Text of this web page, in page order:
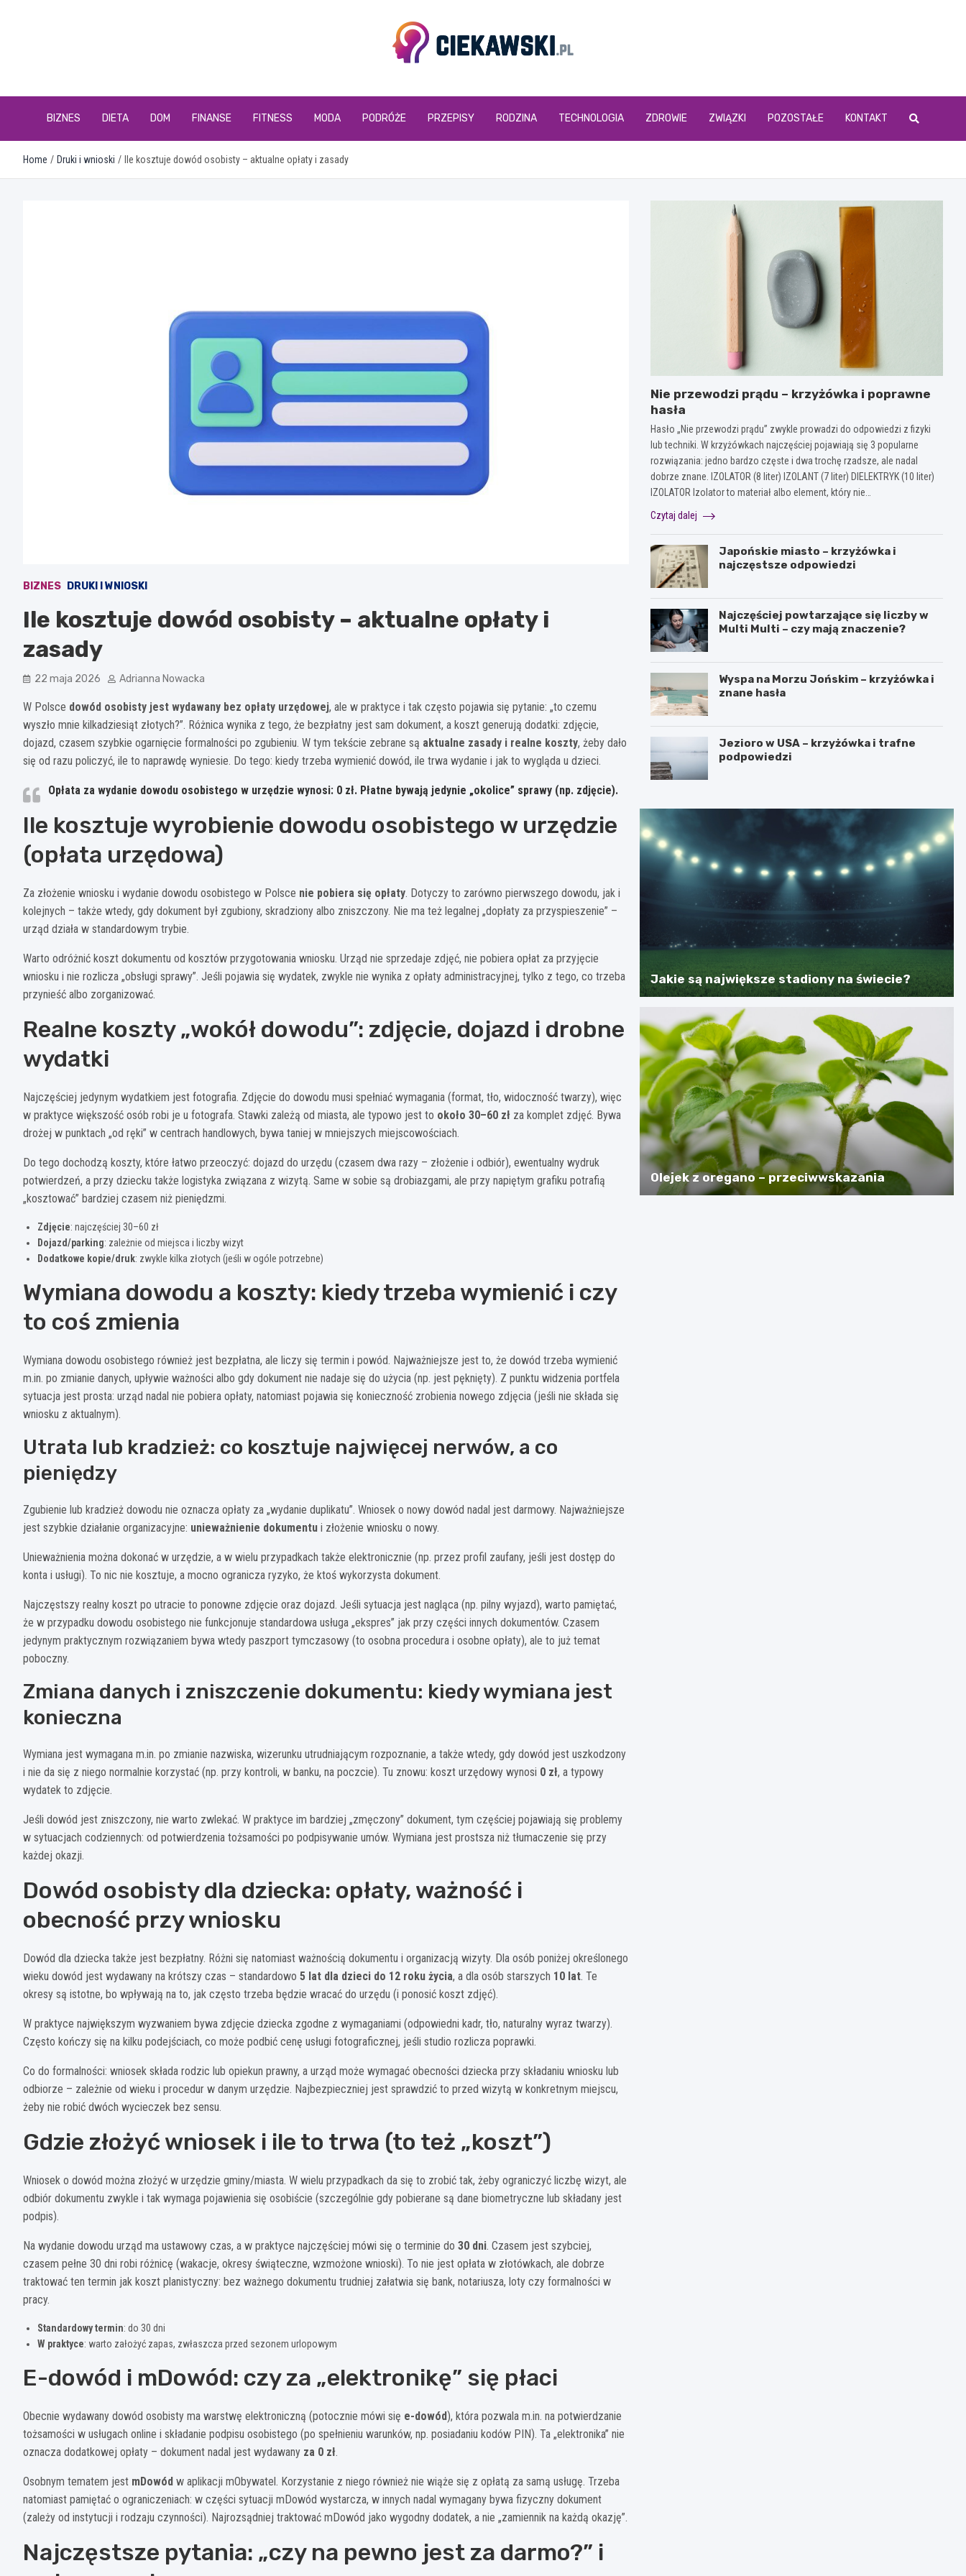
ciekawski.pl
BIZNES DIETA DOM FINANSE FITNESS MODA PODRÓŻE PRZEPISY RODZINA TECHNOLOGIA ZDROWIE ZWIĄZKI POZOSTAŁE KONTAKT
Home Druki i wnioski Ile kosztuje dowód osobisty – aktualne opłaty i zasady
BIZNES DRUKI I WNIOSKI
Ile kosztuje dowód osobisty – aktualne opłaty i
zasady
22 maja 2026 Adrianna Nowacka
W Polsce dowód osobisty jest wydawany bez opłaty urzędowej, ale w praktyce i tak często pojawia się pytanie: „to czemu
wyszło mnie kilkadziesiąt złotych?”. Różnica wynika z tego, że bezpłatny jest sam dokument, a koszt generują dodatki: zdjęcie,
dojazd, czasem szybkie ogarnięcie formalności po zgubieniu. W tym tekście zebrane są aktualne zasady i realne koszty, żeby dało
się od razu policzyć, ile to naprawdę wyniesie. Do tego: kiedy trzeba wymienić dowód, ile trwa wydanie i jak to wygląda u dzieci.
Opłata za wydanie dowodu osobistego w urzędzie wynosi: 0 zł. Płatne bywają jedynie „okolice” sprawy (np. zdjęcie).
Ile kosztuje wyrobienie dowodu osobistego w urzędzie
(opłata urzędowa)
Za złożenie wniosku i wydanie dowodu osobistego w Polsce nie pobiera się opłaty. Dotyczy to zarówno pierwszego dowodu, jak i
kolejnych – także wtedy, gdy dokument był zgubiony, skradziony albo zniszczony. Nie ma też legalnej „dopłaty za przyspieszenie” –
urząd działa w standardowym trybie.
Warto odróżnić koszt dokumentu od kosztów przygotowania wniosku. Urząd nie sprzedaje zdjęć, nie pobiera opłat za przyjęcie
wniosku i nie rozlicza „obsługi sprawy”. Jeśli pojawia się wydatek, zwykle nie wynika z opłaty administracyjnej, tylko z tego, co trzeba
przynieść albo zorganizować.
Realne koszty „wokół dowodu”: zdjęcie, dojazd i drobne
wydatki
Najczęściej jedynym wydatkiem jest fotografia. Zdjęcie do dowodu musi spełniać wymagania (format, tło, widoczność twarzy), więc
w praktyce większość osób robi je u fotografa. Stawki zależą od miasta, ale typowo jest to około 30–60 zł za komplet zdjęć. Bywa
drożej w punktach „od ręki” w centrach handlowych, bywa taniej w mniejszych miejscowościach.
Do tego dochodzą koszty, które łatwo przeoczyć: dojazd do urzędu (czasem dwa razy – złożenie i odbiór), ewentualny wydruk
potwierdzeń, a przy dziecku także logistyka związana z wizytą. Same w sobie są drobiazgami, ale przy napiętym grafiku potrafią
„kosztować” bardziej czasem niż pieniędzmi.
Zdjęcie: najczęściej 30–60 zł
Dojazd/parking: zależnie od miejsca i liczby wizyt
Dodatkowe kopie/druk: zwykle kilka złotych (jeśli w ogóle potrzebne)
Wymiana dowodu a koszty: kiedy trzeba wymienić i czy
to coś zmienia
Wymiana dowodu osobistego również jest bezpłatna, ale liczy się termin i powód. Najważniejsze jest to, że dowód trzeba wymienić
m.in. po zmianie danych, upływie ważności albo gdy dokument nie nadaje się do użycia (np. jest pęknięty). Z punktu widzenia portfela
sytuacja jest prosta: urząd nadal nie pobiera opłaty, natomiast pojawia się konieczność zrobienia nowego zdjęcia (jeśli nie składa się
wniosku z aktualnym).
Utrata lub kradzież: co kosztuje najwięcej nerwów, a co
pieniędzy
Zgubienie lub kradzież dowodu nie oznacza opłaty za „wydanie duplikatu”. Wniosek o nowy dowód nadal jest darmowy. Najważniejsze
jest szybkie działanie organizacyjne: unieważnienie dokumentu i złożenie wniosku o nowy.
Unieważnienia można dokonać w urzędzie, a w wielu przypadkach także elektronicznie (np. przez profil zaufany, jeśli jest dostęp do
konta i usługi). To nic nie kosztuje, a mocno ogranicza ryzyko, że ktoś wykorzysta dokument.
Najczęstszy realny koszt po utracie to ponowne zdjęcie oraz dojazd. Jeśli sytuacja jest nagląca (np. pilny wyjazd), warto pamiętać,
że w przypadku dowodu osobistego nie funkcjonuje standardowa usługa „ekspres” jak przy części innych dokumentów. Czasem
jedynym praktycznym rozwiązaniem bywa wtedy paszport tymczasowy (to osobna procedura i osobne opłaty), ale to już temat
poboczny.
Zmiana danych i zniszczenie dokumentu: kiedy wymiana jest
konieczna
Wymiana jest wymagana m.in. po zmianie nazwiska, wizerunku utrudniającym rozpoznanie, a także wtedy, gdy dowód jest uszkodzony
i nie da się z niego normalnie korzystać (np. przy kontroli, w banku, na poczcie). Tu znowu: koszt urzędowy wynosi 0 zł, a typowy
wydatek to zdjęcie.
Jeśli dowód jest zniszczony, nie warto zwlekać. W praktyce im bardziej „zmęczony” dokument, tym częściej pojawiają się problemy
w sytuacjach codziennych: od potwierdzenia tożsamości po podpisywanie umów. Wymiana jest prostsza niż tłumaczenie się przy
każdej okazji.
Dowód osobisty dla dziecka: opłaty, ważność i
obecność przy wniosku
Dowód dla dziecka także jest bezpłatny. Różni się natomiast ważnością dokumentu i organizacją wizyty. Dla osób poniżej określonego
wieku dowód jest wydawany na krótszy czas – standardowo 5 lat dla dzieci do 12 roku życia, a dla osób starszych 10 lat. Te
okresy są istotne, bo wpływają na to, jak często trzeba będzie wracać do urzędu (i ponosić koszt zdjęć).
W praktyce największym wyzwaniem bywa zdjęcie dziecka zgodne z wymaganiami (odpowiedni kadr, tło, naturalny wyraz twarzy).
Często kończy się na kilku podejściach, co może podbić cenę usługi fotograficznej, jeśli studio rozlicza poprawki.
Co do formalności: wniosek składa rodzic lub opiekun prawny, a urząd może wymagać obecności dziecka przy składaniu wniosku lub
odbiorze – zależnie od wieku i procedur w danym urzędzie. Najbezpieczniej jest sprawdzić to przed wizytą w konkretnym miejscu,
żeby nie robić dwóch wycieczek bez sensu.
Gdzie złożyć wniosek i ile to trwa (to też „koszt”)
Wniosek o dowód można złożyć w urzędzie gminy/miasta. W wielu przypadkach da się to zrobić tak, żeby ograniczyć liczbę wizyt, ale
odbiór dokumentu zwykle i tak wymaga pojawienia się osobiście (szczególnie gdy pobierane są dane biometryczne lub składany jest
podpis).
Na wydanie dowodu urząd ma ustawowy czas, a w praktyce najczęściej mówi się o terminie do 30 dni. Czasem jest szybciej,
czasem pełne 30 dni robi różnicę (wakacje, okresy świąteczne, wzmożone wnioski). To nie jest opłata w złotówkach, ale dobrze
traktować ten termin jak koszt planistyczny: bez ważnego dokumentu trudniej załatwia się bank, notariusza, loty czy formalności w
pracy.
Standardowy termin: do 30 dni
W praktyce: warto założyć zapas, zwłaszcza przed sezonem urlopowym
E-dowód i mDowód: czy za „elektronikę” się płaci
Obecnie wydawany dowód osobisty ma warstwę elektroniczną (potocznie mówi się e-dowód), która pozwala m.in. na potwierdzanie
tożsamości w usługach online i składanie podpisu osobistego (po spełnieniu warunków, np. posiadaniu kodów PIN). Ta „elektronika” nie
oznacza dodatkowej opłaty – dokument nadal jest wydawany za 0 zł.
Osobnym tematem jest mDowód w aplikacji mObywatel. Korzystanie z niego również nie wiąże się z opłatą za samą usługę. Trzeba
natomiast pamiętać o ograniczeniach: w części sytuacji mDowód wystarcza, w innych nadal wymagany bywa fizyczny dokument
(zależy od instytucji i rodzaju czynności). Najrozsądniej traktować mDowód jako wygodny dodatek, a nie „zamiennik na każdą okazję”.
Najczęstsze pytania: „czy na pewno jest za darmo?” i
Nie przewodzi prądu – krzyżówka i poprawne
hasła
Hasło „Nie przewodzi prądu” zwykle prowadzi do odpowiedzi z fizyki
lub techniki. W krzyżówkach najczęściej pojawiają się 3 popularne
rozwiązania: jedno bardzo częste i dwa trochę rzadsze, ale nadal
dobrze znane. IZOLATOR (8 liter) IZOLANT (7 liter) DIELEKTRYK (10 liter)
IZOLATOR Izolator to materiał albo element, który nie…
Czytaj dalej
Japońskie miasto – krzyżówka i
najczęstsze odpowiedzi
Najczęściej powtarzające się liczby w
Multi Multi – czy mają znaczenie?
Wyspa na Morzu Jońskim – krzyżówka i
znane hasła
Jezioro w USA – krzyżówka i trafne
podpowiedzi
Jakie są największe stadiony na świecie?
Olejek z oregano – przeciwwskazania